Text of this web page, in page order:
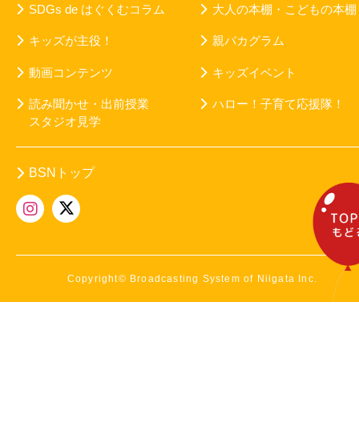
SDGs de はぐくむコラム 大人の本棚・こどもの本棚
キッズが主役！ 親バカグラム
動画コンテンツ キッズイベント
読み聞かせ・出前授業
スタジオ見学
ハロー！子育て応援隊！
BSNトップ
Copyright© Broadcasting System of Niigata Inc.